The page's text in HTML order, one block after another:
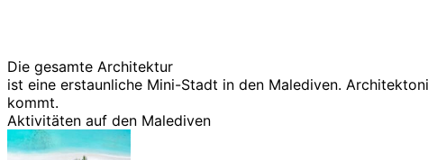
Die gesamte Architektur
ist eine erstaunliche Mini-Stadt in den Malediven.
kommt.
Aktivitäten auf den Malediven